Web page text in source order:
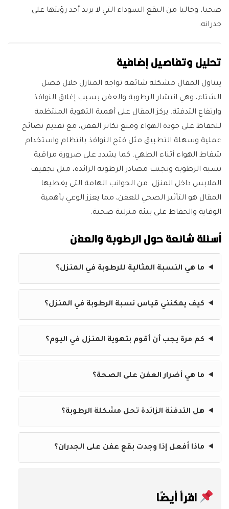
صحيا، وخاليا من البقع السوداء التي لا يريد أحد رؤيتها على
جدرانه.
تحليل وتفاصيل إضافية
يتناول المقال مشكلة شائعة تواجه المنازل خلال فصل
الشتاء، وهي انتشار الرطوبة والعفن بسبب إغلاق النوافذ
وارتفاع التدفئة. يركز المقال على أهمية التهوية المنتظمة
للحفاظ على جودة الهواء ومنع تكاثر العفن، مع تقديم نصائح
عملية وسهلة التطبيق مثل فتح النوافذ بانتظام واستخدام
شفاط الهواء أثناء الطهي. كما يشدد على ضرورة مراقبة
نسبة الرطوبة وتجنب مصادر الرطوبة الزائدة، مثل تجفيف
الملابس داخل المنزل. من الجوانب الهامة التي يغطيها
المقال هو التأثير الصحي للعفن، مما يعزز الوعي بأهمية
الوقاية والحفاظ على بيئة منزلية صحية.
أسئلة شائعة حول الرطوبة والعفن
ما هي النسبة المثالية للرطوبة في المنزل؟
كيف يمكنني قياس نسبة الرطوبة في المنزل؟
كم مرة يجب أن أقوم بتهوية المنزل في اليوم؟
ما هي أضرار العفن على الصحة؟
هل التدفئة الزائدة تحل مشكلة الرطوبة؟
ماذا أفعل إذا وجدت بقع عفن على الجدران؟
اقرأ أيضًا